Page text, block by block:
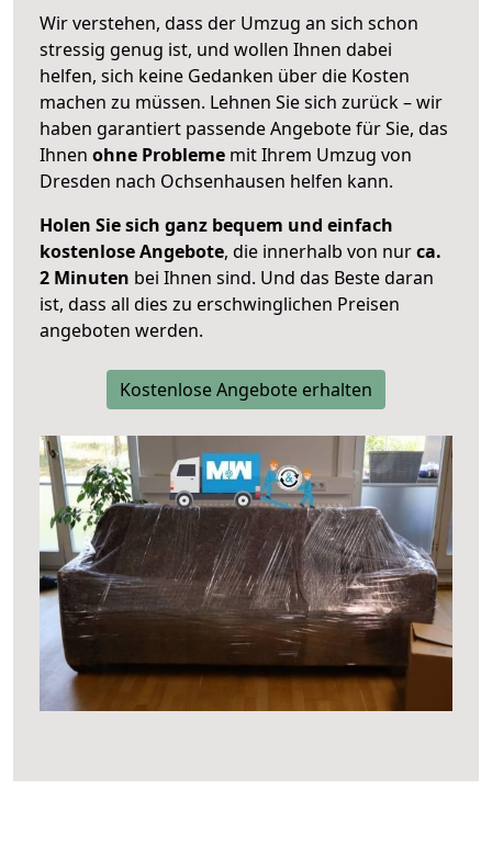
Wir verstehen, dass der Umzug an sich schon
stressig genug ist, und wollen Ihnen dabei
helfen, sich keine Gedanken über die Kosten
machen zu müssen. Lehnen Sie sich zurück – wir
haben garantiert passende Angebote für Sie, das
Ihnen ohne Probleme mit Ihrem Umzug von
Dresden nach Ochsenhausen helfen kann.
Holen Sie sich ganz bequem und einfach
kostenlose Angebote, die innerhalb von nurca.
2 Minuten bei Ihnen sind. Und das Beste daran
ist, dass all dies zu erschwinglichen Preisen
angeboten werden.
Kostenlose Angebote erhalten